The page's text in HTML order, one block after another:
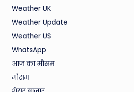
Weather UK
Weather Update
Weather US
WhatsApp
आज का मौसम
मौसम